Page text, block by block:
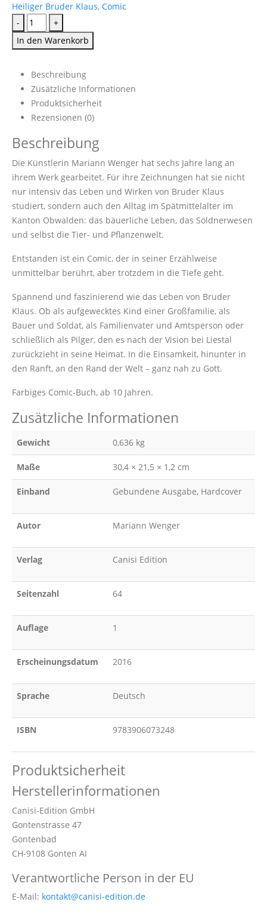
Heiliger Bruder Klaus, Comic
-
+
In den Warenkorb
Beschreibung
Zusätzliche Informationen
Produktsicherheit
Rezensionen (0)
Beschreibung
Die Künstlerin Mariann Wenger hat sechs Jahre lang an
ihrem Werk gearbeitet. Für ihre Zeichnungen hat sie nicht
nur intensiv das Leben und Wirken von Bruder Klaus
studiert, sondern auch den Alltag im Spätmittelalter im
Kanton Obwalden: das bäuerliche Leben, das Söldnerwesen
und selbst die Tier- und Pflanzenwelt.
Entstanden ist ein Comic, der in seiner Erzählweise
unmittelbar berührt, aber trotzdem in die Tiefe geht.
Spannend und faszinierend wie das Leben von Bruder
Klaus. Ob als aufgewecktes Kind einer Großfamilie, als
Bauer und Soldat, als Familienvater und Amtsperson oder
schließlich als Pilger, den es nach der Vision bei Liestal
zurückzieht in seine Heimat. In die Einsamkeit, hinunter in
den Ranft, an den Rand der Welt – ganz nah zu Gott.
Farbiges Comic-Buch, ab 10 Jahren.
Zusätzliche Informationen
Gewicht 0,636 kg
Maße 30,4 × 21,5 × 1,2 cm
Einband Gebundene Ausgabe, Hardcover
Autor Mariann Wenger
Verlag Canisi Edition
Seitenzahl 64
Auflage 1
Erscheinungsdatum 2016
Sprache Deutsch
ISBN 9783906073248
Produktsicherheit
Herstellerinformationen
Canisi-Edition GmbH
Gontenstrasse 47
Gontenbad
CH-9108 Gonten AI
Verantwortliche Person in der EU
E-Mail: kontakt@canisi-edition.de